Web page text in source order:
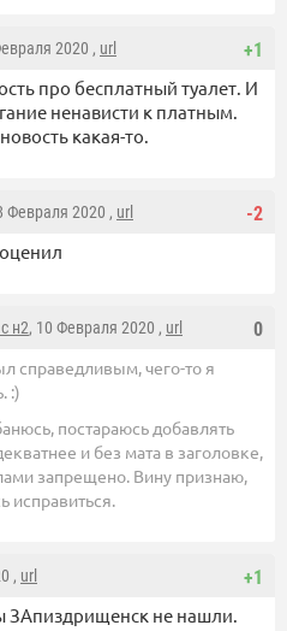
+1
2020 , url
про бесплатный туалет. И
ненависти к платным.
какая-то.
-2
Февраля 2020 , url
0
н2, 10 Февраля 2020 , url
справедливым, чего-то я
:)
постараюсь добавлять
и без мата в заголовке,
запрещено. Вину признаю,
исправиться.
+1
, url
ЗАпиздрищенск не нашли.